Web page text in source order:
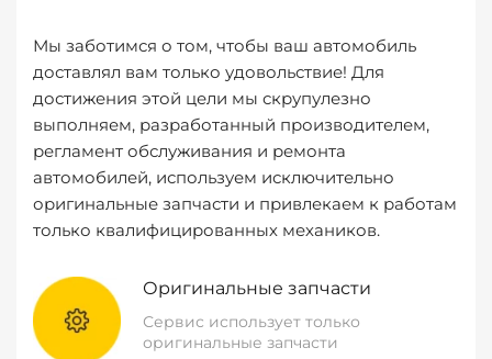
Мы заботимся о том, чтобы ваш автомобиль
доставлял вам только удовольствие! Для
достижения этой цели мы скрупулезно
выполняем, разработанный производителем,
регламент обслуживания и ремонта
автомобилей, используем исключительно
оригинальные запчасти и привлекаем к работам
только квалифицированных механиков.
Оригинальные запчасти
Сервис использует только
оригинальные запчасти